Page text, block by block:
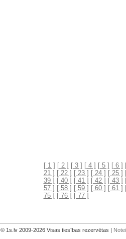
[ 1 ] [ 2 ] [ 3 ] [ 4 ] [ 5 ] [ 6 ]
21 ] [ 22 ] [ 23 ] [ 24 ] [ 25 ]
39 ] [ 40 ] [ 41 ] [ 42 ] [ 43 ]
57 ] [ 58 ] [ 59 ] [ 60 ] [ 61 ]
75 ] [ 76 ] [ 77 ]
© 1s.lv 2009-2026 Visas tiesības rezervētas |